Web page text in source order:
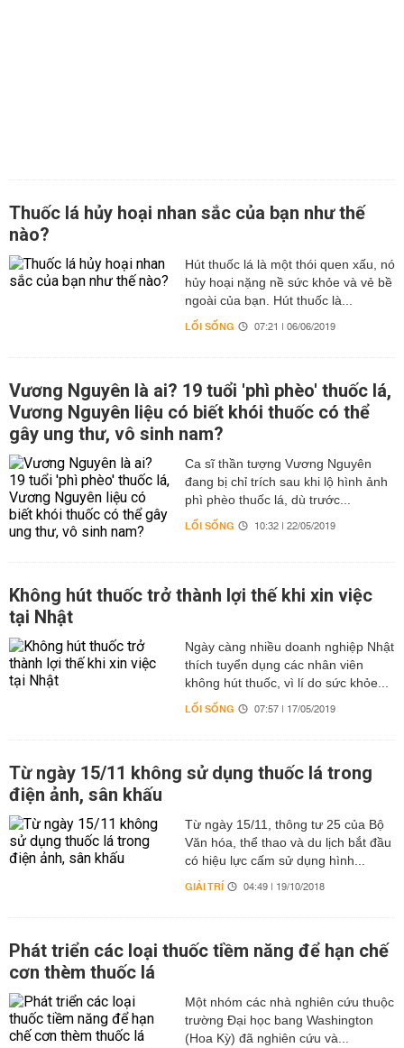
Thuốc lá hủy hoại nhan sắc của bạn như thế
nào?
Hút thuốc lá là một thói quen xấu, nó
hủy hoại nặng nề sức khỏe và vẻ bề
ngoài của bạn. Hút thuốc là...
LỐI SỐNG 07:21 | 06/06/2019
Vương Nguyên là ai? 19 tuổi 'phì phèo' thuốc lá,
Vương Nguyên liệu có biết khói thuốc có thể
gây ung thư, vô sinh nam?
Ca sĩ thần tượng Vương Nguyên
đang bị chỉ trích sau khi lộ hình ảnh
phì phèo thuốc lá, dù trước...
LỐI SỐNG 10:32 | 22/05/2019
Không hút thuốc trở thành lợi thế khi xin việc
tại Nhật
Ngày càng nhiều doanh nghiệp Nhật
thích tuyển dụng các nhân viên
không hút thuốc, vì lí do sức khỏe...
LỐI SỐNG 07:57 | 17/05/2019
Từ ngày 15/11 không sử dụng thuốc lá trong
điện ảnh, sân khấu
Từ ngày 15/11, thông tư 25 của Bộ
Văn hóa, thể thao và du lịch bắt đầu
có hiệu lực cấm sử dụng hình...
GIẢI TRÍ 04:49 | 19/10/2018
Phát triển các loại thuốc tiềm năng để hạn chế
cơn thèm thuốc lá
Một nhóm các nhà nghiên cứu thuộc
trường Đại học bang Washington
(Hoa Kỳ) đã nghiên cứu và...